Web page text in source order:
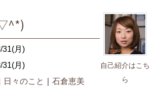
自己紹介はこち
ら
31(月)
31(月)
日々のこと 石倉恵美